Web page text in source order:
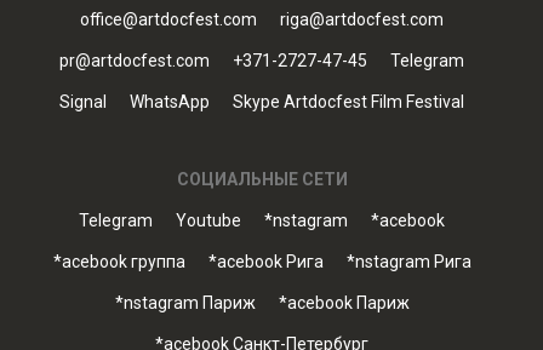
office@artdocfest.com riga@artdocfest.com
pr@artdocfest.com +371-2727-47-45 Telegram
Signal WhatsApp Skype Artdocfest Film Festival
СОЦИАЛЬНЫЕ СЕТИ
Telegram Youtube *nstagram *acebook
*acebook группа *acebook Рига *nstagram Рига
*nstagram Париж *acebook Париж
*acebook Санкт-Петербург